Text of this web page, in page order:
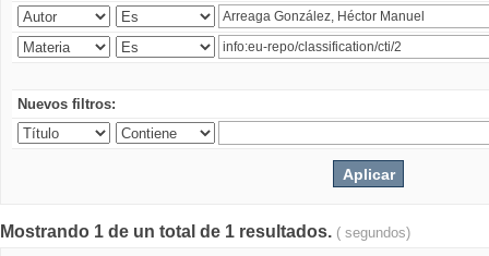
Nuevos filtros:
Mostrando 1 de un total de 1 resultados. ( segundos)